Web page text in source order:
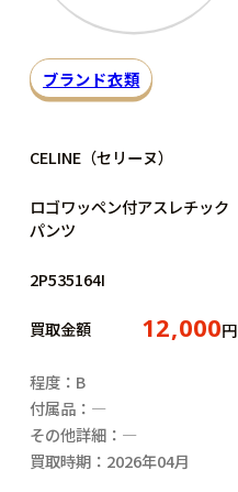
ブランド衣類
CELINE（セリーヌ）
ロゴワッペン付アスレチック
パンツ
2P535164I
買取金額 12,000円
程度：B
付属品：―
その他詳細：―
買取時期：2026年04月